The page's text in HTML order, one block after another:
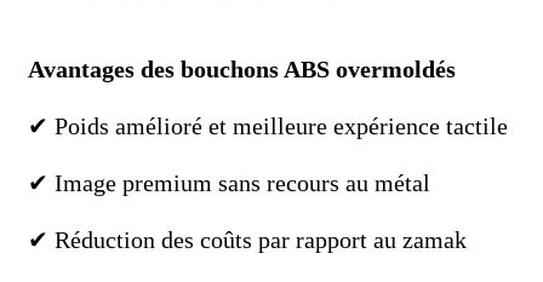
Avantages des bouchons ABS overmoldés
✔ Poids amélioré et meilleure expérience tactile
✔ Image premium sans recours au métal
✔ Réduction des coûts par rapport au zamak